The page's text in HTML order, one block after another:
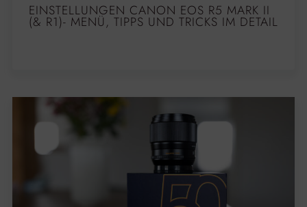
EINSTELLUNGEN CANON EOS R5 MARK II
(& R1)- MENÜ, TIPPS UND TRICKS IM DETAIL